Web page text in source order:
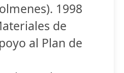
1998
de
al Plan de